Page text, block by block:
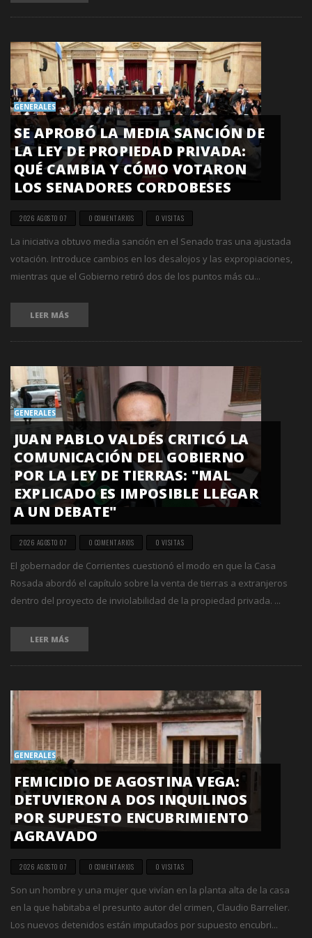
GENERALES
SE APROBÓ LA MEDIA SANCIÓN DE
LA LEY DE PROPIEDAD PRIVADA:
QUÉ CAMBIA Y CÓMO VOTARON
LOS SENADORES CORDOBESES
2026 AGOSTO 07 0 COMENTARIOS 0 VISITAS
La iniciativa obtuvo media sanción en el Senado tras una ajustada
votación. Introduce cambios en los desalojos y las expropiaciones,
mientras que el Gobierno retiró dos de los puntos más cu...
LEER MÁS
GENERALES
JUAN PABLO VALDÉS CRITICÓ LA
COMUNICACIÓN DEL GOBIERNO
POR LA LEY DE TIERRAS: "MAL
EXPLICADO ES IMPOSIBLE LLEGAR
A UN DEBATE"
2026 AGOSTO 07 0 COMENTARIOS 0 VISITAS
El gobernador de Corrientes cuestionó el modo en que la Casa
Rosada abordó el capítulo sobre la venta de tierras a extranjeros
dentro del proyecto de inviolabilidad de la propiedad privada. ...
LEER MÁS
GENERALES
FEMICIDIO DE AGOSTINA VEGA:
DETUVIERON A DOS INQUILINOS
POR SUPUESTO ENCUBRIMIENTO
AGRAVADO
2026 AGOSTO 07 0 COMENTARIOS 0 VISITAS
Son un hombre y una mujer que vivían en la planta alta de la casa
en la que habitaba el presunto autor del crimen, Claudio Barrelier.
Los nuevos detenidos están imputados por supuesto encubri...